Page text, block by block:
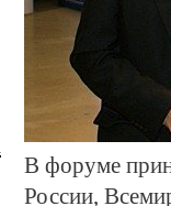
В форуме
России,